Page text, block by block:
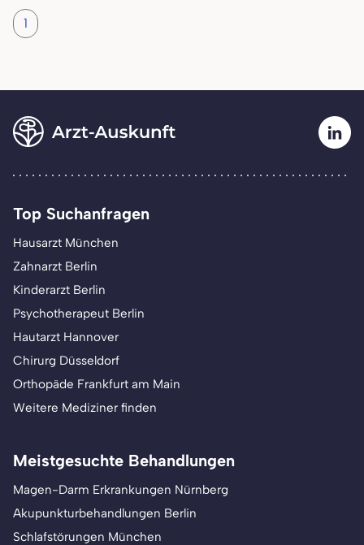
1
Top Suchanfragen
Hausarzt München
Zahnarzt Berlin
Kinderarzt Berlin
Psychotherapeut Berlin
Hautarzt Hannover
Chirurg Düsseldorf
Orthopäde Frankfurt am Main
Weitere Mediziner finden
Meistgesuchte Behandlungen
Magen-Darm Erkrankungen Nürnberg
Akupunkturbehandlungen Berlin
Schlafstörungen München